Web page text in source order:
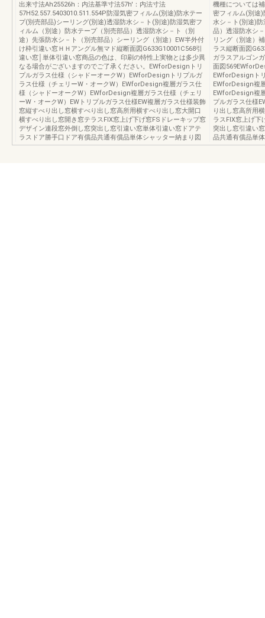
出来寸法Ah25526h：内法基準寸法57h'：内法寸法
57H52.557.5403010.511.554P防湿気密フィルム(別途)防水テー
プ(別売部品)シーリング(別途)透湿防水シ－ト(別途)防湿気密フ
ィルム（別途）防水テープ（別売部品）透湿防水シ－ト（別
途）先張防水シ－ト（別売部品）シーリング（別途）EW半外付
け枠引違い窓ＨＨアングル無マド縦断面図G633G10001C568引
違い窓│単体引違い窓商品の色は、印刷の特性上実物とは多少異
なる場合がございますのでご了承ください。EWforDesignトリ
プルガラス仕様（シャドーオークW）EWforDesignトリプルガ
ラス仕様（チェリーW・オークW）EWforDesign複層ガラス仕
様（シャドーオークW）EWforDesign複層ガラス仕様（チェリ
ーW・オークW）EWトリプルガラス仕様EW複層ガラス仕様装飾
窓縦すべり出し窓横すべり出し窓高所用横すべり出し窓大開口
横すべり出し窓開き窓テラスFIX窓上げ下げ窓FSドレーキップ窓
デザイン連段窓外倒し窓突出し窓引違い窓単体引違い窓ドアテ
ラスドア勝手口ドア有償品共通有償品単体シャッター納まり図
機種については
密フィルム(別途
水シ－ト(別途)
品）透湿防水シ
リング（別途）
ラス縦断面図
ガラスアルゴン
面図
EWforDesignト
EWforDesign複
EWforDesign複
プルガラス仕様
り出し窓高所用
ラスFIX窓上げ下
突出し窓引違い
品共通有償品単